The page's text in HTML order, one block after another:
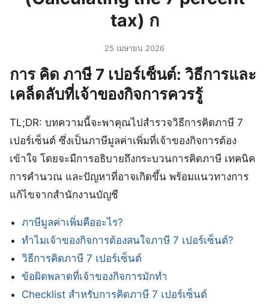
tax) ก
25 เมษายน 2026
การ คิด ภาษี 7 เปอร์เซ็นต์: วิธีการและ
เคล็ดลับที่เจ้าของกิจการควรรู้
TL;DR: บทความนี้จะพาคุณไปสำรวจวิธีการคิดภาษี 7
เปอร์เซ็นต์ ซึ่งเป็นภาษีมูลค่าเพิ่มที่เจ้าของกิจการต้อง
เข้าใจ โดยจะมีการอธิบายถึงกระบวนการคิดภาษี เทคนิค
การคำนวณ และปัญหาที่อาจเกิดขึ้น พร้อมแนวทางการ
แก้ไขจากสำนักงานบัญชี
ภาษีมูลค่าเพิ่มคืออะไร?
ทำไมเจ้าของกิจการต้องสนใจภาษี 7 เปอร์เซ็นต์?
วิธีการคิดภาษี 7 เปอร์เซ็นต์
ข้อผิดพลาดที่เจ้าของกิจการมักทำ
Checklist สำหรับการคิดภาษี 7 เปอร์เซ็นต์